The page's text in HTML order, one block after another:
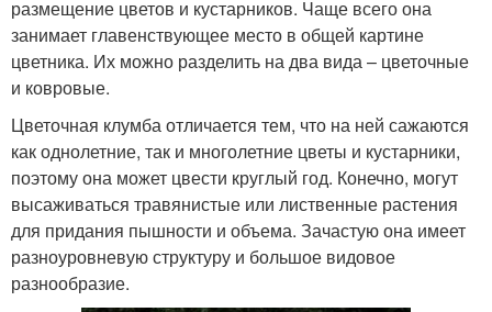
размещение цветов и кустарников. Чаще всего она
занимает главенствующее место в общей картине
цветника. Их можно разделить на два вида – цветочные
и ковровые.
Цветочная клумба отличается тем, что на ней сажаются
как однолетние, так и многолетние цветы и кустарники,
поэтому она может цвести круглый год. Конечно, могут
высаживаться травянистые или лиственные растения
для придания пышности и объема. Зачастую она имеет
разноуровневую структуру и большое видовое
разнообразие.